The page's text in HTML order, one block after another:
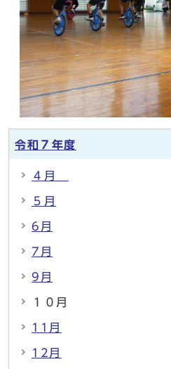
令和７年度
４月
５月
6月
7月
9月
１０月
11月
12月